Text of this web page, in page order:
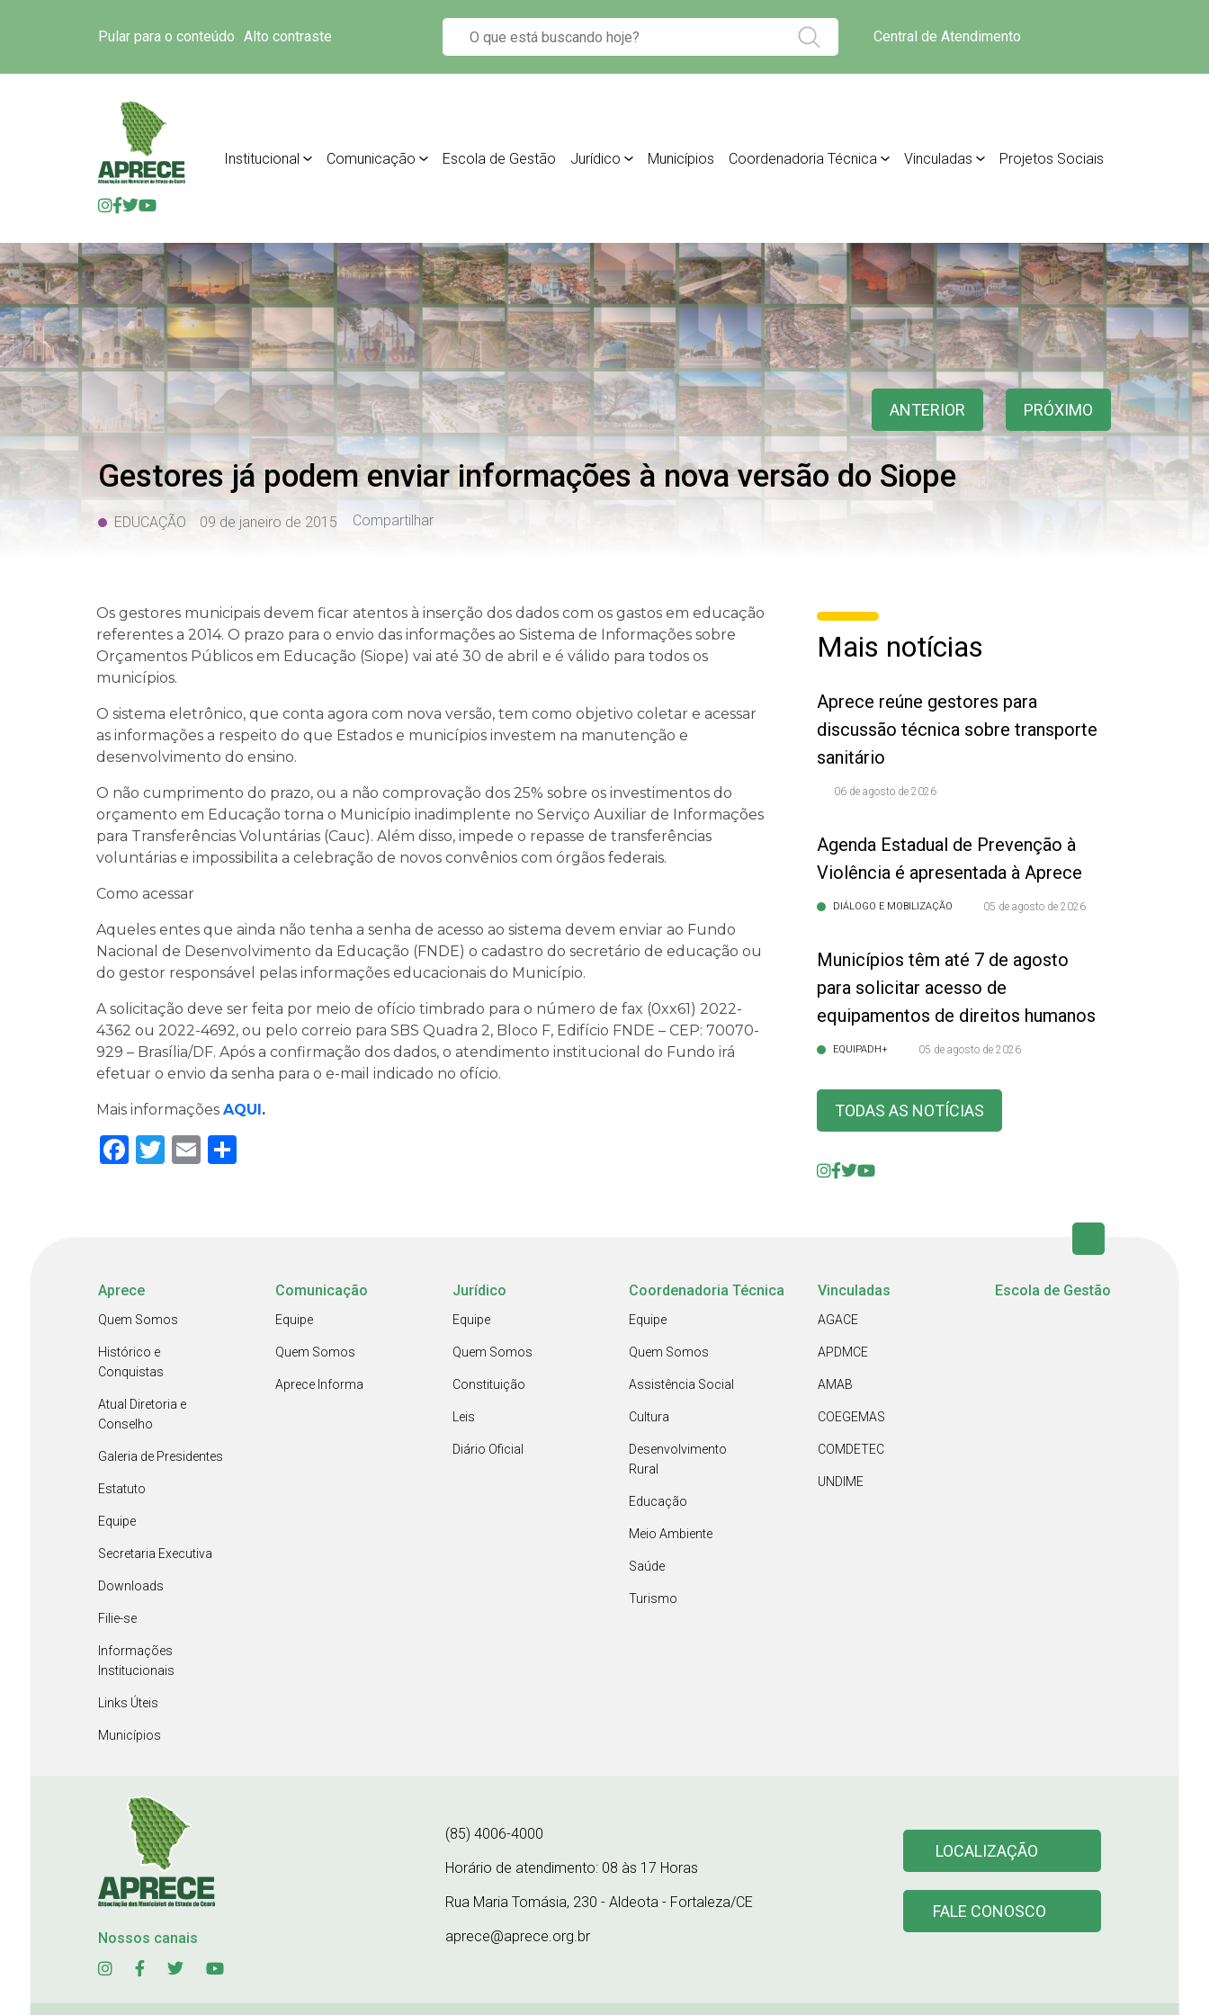
Pular para o conteúdo Alto contraste Central de Atendimento
Institucional Comunicação Escola de Gestão Jurídico Municípios Coordenadoria Técnica Vinculadas Projetos Sociais
ANTERIOR PRÓXIMO
Gestores já podem enviar informações à nova versão do Siope
EDUCAÇÃO 09 de janeiro de 2015 Compartilhar
Os gestores municipais devem ficar atentos à inserção dos dados com os gastos em educação
referentes a 2014. O prazo para o envio das informações ao Sistema de Informações sobre
Orçamentos Públicos em Educação (Siope) vai até 30 de abril e é válido para todos os
municípios.
O sistema eletrônico, que conta agora com nova versão, tem como objetivo coletar e acessar
as informações a respeito do que Estados e municípios investem na manutenção e
desenvolvimento do ensino.
O não cumprimento do prazo, ou a não comprovação dos 25% sobre os investimentos do
orçamento em Educação torna o Município inadimplente no Serviço Auxiliar de Informações
para Transferências Voluntárias (Cauc). Além disso, impede o repasse de transferências
voluntárias e impossibilita a celebração de novos convênios com órgãos federais.
Como acessar
Aqueles entes que ainda não tenha a senha de acesso ao sistema devem enviar ao Fundo
Nacional de Desenvolvimento da Educação (FNDE) o cadastro do secretário de educação ou
do gestor responsável pelas informações educacionais do Município.
A solicitação deve ser feita por meio de ofício timbrado para o número de fax (0xx61) 2022-
4362 ou 2022-4692, ou pelo correio para SBS Quadra 2, Bloco F, Edifício FNDE – CEP: 70070-
929 – Brasília/DF. Após a confirmação dos dados, o atendimento institucional do Fundo irá
efetuar o envio da senha para o e-mail indicado no ofício.
Mais informações AQUI.
Facebook
Twitter
Email
Mais notícias
Aprece reúne gestores para
discussão técnica sobre transporte
sanitário
06 de agosto de 2026
Agenda Estadual de Prevenção à
Violência é apresentada à Aprece
DIÁLOGO E MOBILIZAÇÃO 05 de agosto de 2026
Municípios têm até 7 de agosto
para solicitar acesso de
equipamentos de direitos humanos
EQUIPADH+ 05 de agosto de 2026
TODAS AS NOTÍCIAS
Aprece
Quem Somos
Histórico e
Conquistas
Atual Diretoria e
Conselho
Galeria de Presidentes
Estatuto
Equipe
Secretaria Executiva
Downloads
Filie-se
Informações
Institucionais
Links Úteis
Municípios
Comunicação
Equipe
Quem Somos
Aprece Informa
Jurídico
Equipe
Quem Somos
Constituição
Leis
Diário Oficial
Coordenadoria Técnica
Equipe
Quem Somos
Assistência Social
Cultura
Desenvolvimento
Rural
Educação
Meio Ambiente
Saúde
Turismo
Vinculadas
AGACE
APDMCE
AMAB
COEGEMAS
COMDETEC
UNDIME
Escola de Gestão
Nossos canais
(85) 4006-4000
Horário de atendimento: 08 às 17 Horas
Rua Maria Tomásia, 230 - Aldeota - Fortaleza/CE
aprece@aprece.org.br
LOCALIZAÇÃO
FALE CONOSCO